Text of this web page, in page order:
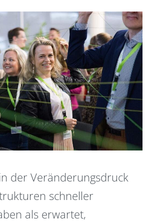
der Veränderungsdruck
schneller
als erwartet,